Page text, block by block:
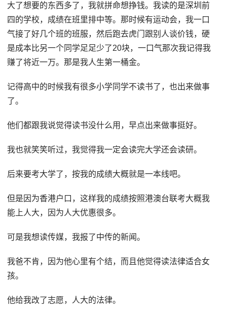
大了想要的东西多了，我就拼命想挣钱。我读的是深圳前
四的学校，成绩在班里排中等。那时候有运动会，我一口
气接了好几个班的班服，然后跑去虎门跟别人谈价钱，硬
是成本比另一个同学足足少了20块，一口气那次我记得我
赚了将近一万。那是我人生第一桶金。
记得高中的时候我有很多小学同学不读书了，也出来做事
了。
他们都跟我说觉得读书没什么用，早点出来做事挺好。
我也就笑笑听过，我觉得我一定会读完大学还会读研。
后来要考大学了，按我的成绩大概就是一本线吧。
但是因为香港户口，这样我的成绩按照港澳台联考大概我
能上人大，因为人大优惠很多。
可是我想读传媒，我报了中传的新闻。
我爸不肯，因为他心里有个结，而且他觉得读法律适合女
孩。
他给我改了志愿，人大的法律。